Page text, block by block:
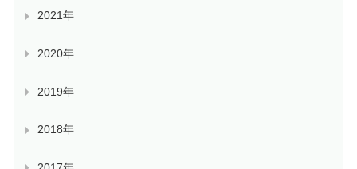
2021年
2020年
2019年
2018年